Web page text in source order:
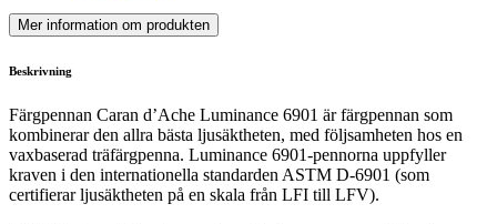
Mer information om produkten
Beskrivning
Färgpennan Caran d’Ache Luminance 6901 är färgpennan som
kombinerar den allra bästa ljusäktheten, med följsamheten hos en
vaxbaserad träfärgpenna. Luminance 6901-pennorna uppfyller
kraven i den internationella standarden ASTM D-6901 (som
certifierar ljusäktheten på en skala från LFI till LFV).